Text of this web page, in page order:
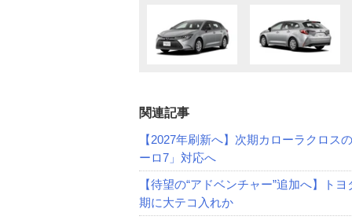
関連記事
【2027年刷新へ】次期カローラクロ
ーロ7」対応へ
【待望の“アドベンチャー”追加へ】ト
期に大テコ入れか